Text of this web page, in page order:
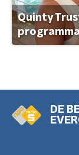
Quinty
DE